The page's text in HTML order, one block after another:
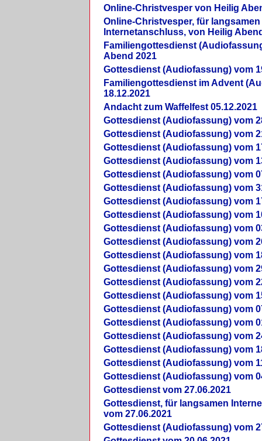
Online-Christvesper von Heilig
Online-Christvesper, für langsamen
Internetanschluss, von Heilig
Familiengottesdienst
Abend 2021
Gottesdienst (Audiofassung) vom
Familiengottesdienst im Advent
18.12.2021
Andacht zum Waffelfest 05.12.2021
Gottesdienst (Audiofassung) vom
Gottesdienst (Audiofassung) vom
Gottesdienst (Audiofassung) vom
Gottesdienst (Audiofassung) vom
Gottesdienst (Audiofassung) vom
Gottesdienst (Audiofassung) vom
Gottesdienst (Audiofassung) vom
Gottesdienst (Audiofassung) vom
Gottesdienst (Audiofassung) vom
Gottesdienst (Audiofassung) vom
Gottesdienst (Audiofassung) vom
Gottesdienst (Audiofassung) vom
Gottesdienst (Audiofassung) vom
Gottesdienst (Audiofassung) vom
Gottesdienst (Audiofassung) vom
Gottesdienst (Audiofassung) vom
Gottesdienst (Audiofassung) vom
Gottesdienst (Audiofassung) vom
Gottesdienst (Audiofassung) vom
Gottesdienst (Audiofassung) vom
Gottesdienst vom 27.06.2021
Gottesdienst, für langsamen
vom 27.06.2021
Gottesdienst (Audiofassung) vom